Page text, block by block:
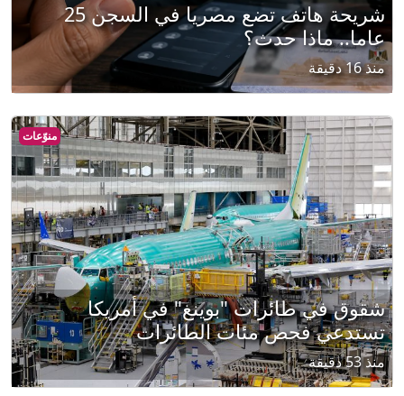
شريحة هاتف تضع مصريا في السجن 25
عاما.. ماذا حدث؟
منذ 16 دقيقة
منوّعات
شقوق في طائرات "بوينغ" في أمريكا
تستدعي فحص مئات الطائرات
منذ 53 دقيقة